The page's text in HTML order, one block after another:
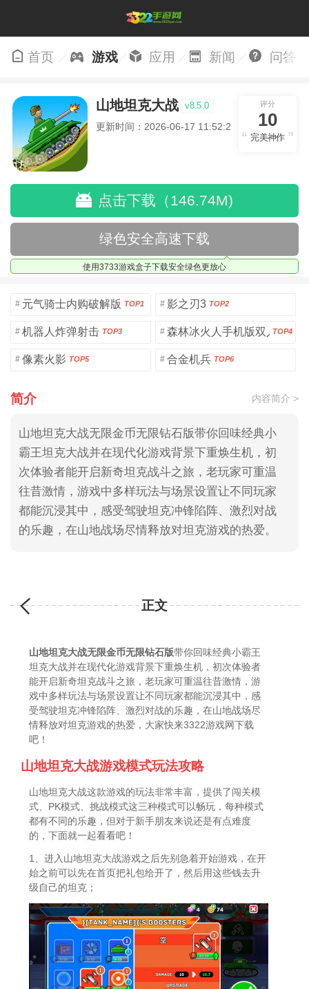
首页 游戏 应用 新闻 问答
山地坦克大战 v8.5.0
更新时间：2026-06-17 11:52:21
评分
10
完美神作
点击下载（146.74M)
绿色安全高速下载
使用3733游戏盒子下载安全绿色更放心
# 元气骑士内购破解版 TOP1 # 影之刃3 TOP2
# 机器人炸弹射击 TOP3 # 森林冰火人手机版双人版
TOP4
# 像素火影 TOP5 # 合金机兵 TOP6
简介 内容简介 >
山地坦克大战无限金币无限钻石版带你回味经典小
霸王坦克大战并在现代化游戏背景下重焕生机，初
次体验者能开启新奇坦克战斗之旅，老玩家可重温
往昔激情，游戏中多样玩法与场景设置让不同玩家
都能沉浸其中，感受驾驶坦克冲锋陷阵、激烈对战
的乐趣，在山地战场尽情释放对坦克游戏的热爱。
正文
山地坦克大战无限金币无限钻石版带你回味经典小霸王
坦克大战并在现代化游戏背景下重焕生机，初次体验者
能开启新奇坦克战斗之旅，老玩家可重温往昔激情，游
戏中多样玩法与场景设置让不同玩家都能沉浸其中，感
受驾驶坦克冲锋陷阵、激烈对战的乐趣，在山地战场尽
情释放对坦克游戏的热爱，大家快来3322游戏网下载
吧！
山地坦克大战游戏模式玩法攻略
山地坦克大战这款游戏的玩法非常丰富，提供了闯关模
式、PK模式、挑战模式这三种模式可以畅玩，每种模式
都有不同的乐趣，但对于新手朋友来说还是有点难度
的，下面就一起看看吧！
1、进入山地坦克大战游戏之后先别急着开始游戏，在开
始之前可以先在首页把礼包给开了，然后用这些钱去升
级自己的坦克；